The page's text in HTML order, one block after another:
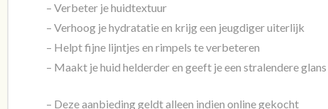
– Verbeter je huidtextuur
– Verhoog je hydratatie en krijg een jeugdiger uiterlijk
– Helpt fijne lijntjes en rimpels te verbeteren
– Maakt je huid helderder en geeft je een stralendere glans
– Deze aanbieding geldt alleen indien online gekocht